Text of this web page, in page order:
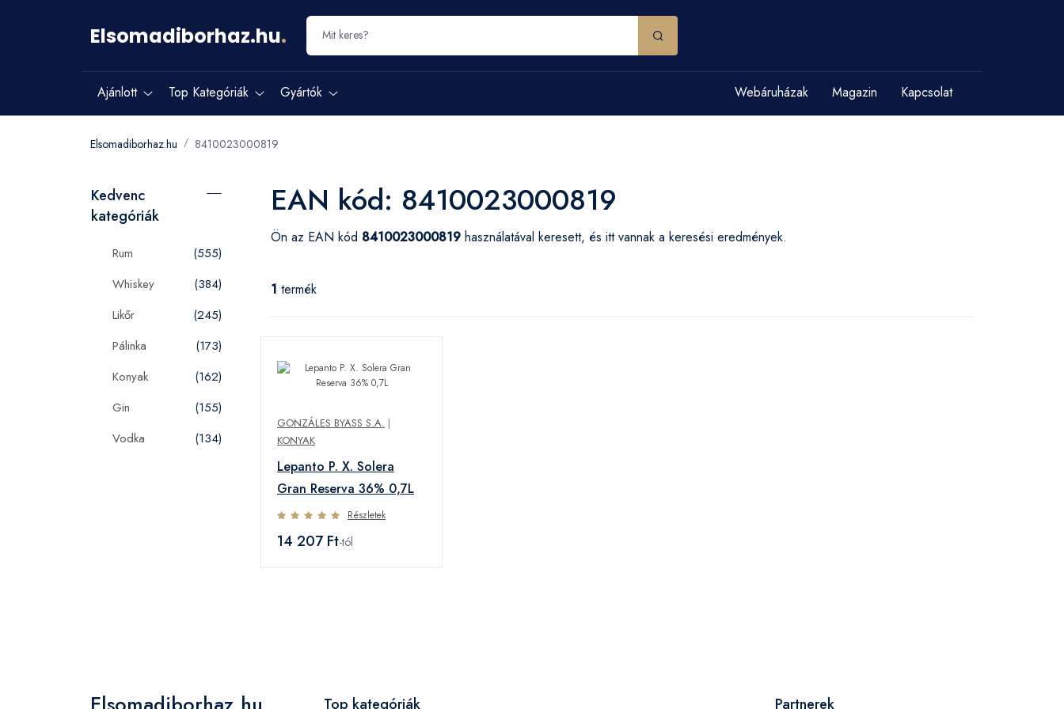
Elsomadiborhaz.hu.
Ajánlott Top Kategóriák Gyártók Webáruházak Magazin Kapcsolat
Elsomadiborhaz.hu 8410023000819
Kedvenc
kategóriák
Rum
(555)
Whiskey
(384)
Likőr
(245)
Pálinka
(173)
Konyak
(162)
Gin
(155)
Vodka
(134)
EAN kód: 8410023000819
Ön az EAN kód 8410023000819 használatával keresett, és itt vannak a keresési eredmények.
1 termék
GONZÁLES BYASS S.A. |
KONYAK
Lepanto P. X. Solera
Gran Reserva 36% 0,7L
Részletek
14 207 Ft-tól
Top kategóriák Partnerek